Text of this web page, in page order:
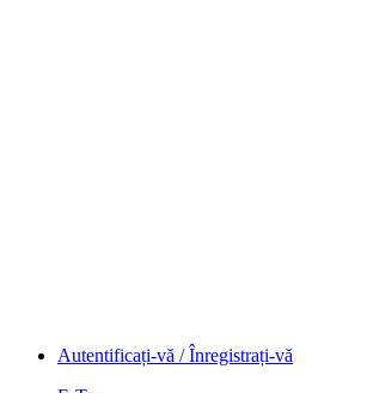
Autentificați-vă / Înregistrați-vă